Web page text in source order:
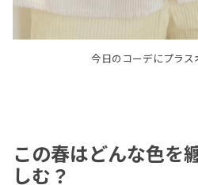
今日のコーデにプラス
この春はどんな色を
しむ？